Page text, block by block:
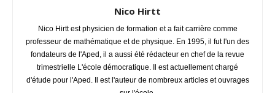
Nico Hirtt
Nico Hirtt est physicien de formation et a fait carrière comme
professeur de mathématique et de physique. En 1995, il fut l'un des
fondateurs de l'Aped, il a aussi été rédacteur en chef de la revue
trimestrielle L'école démocratique. Il est actuellement chargé
d'étude pour l'Aped. Il est l'auteur de nombreux articles et ouvrages